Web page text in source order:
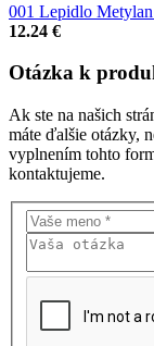
001 Lepidlo
12.24 €
Otázka k
Ak ste na našich
máte ďalšie otázky,
vyplnením tohto
kontaktujeme.